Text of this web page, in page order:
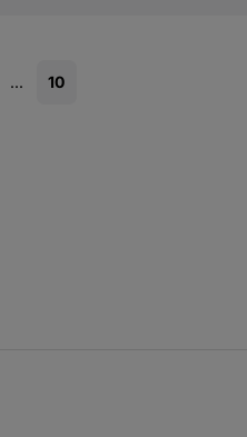
... 10